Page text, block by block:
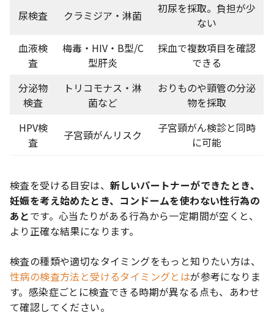
尿検査 クラミジア・淋菌
初尿を採取。負担が少
ない
血液検
査
梅毒・HIV・B型/C
型肝炎
採血で複数項目を確認
できる
分泌物
検査
トリコモナス・淋
菌など
おりものや頸管の分泌
物を採取
HPV検
査
子宮頸がんリスク
子宮頸がん検診と同時
に可能
検査を受ける目安は、 新しいパートナーができたとき、
妊娠を考え始めたとき、コンドームを使わない性行為の
あとです。心当たりがある行為から一定期間が空くと、
より正確な結果になります。
検査の種類や適切なタイミングをもっと知りたい方は、
性病の検査方法と受けるタイミングとはが参考になりま
す。感染症ごとに検査できる時期が異なる点も、あわせ
て確認してください。